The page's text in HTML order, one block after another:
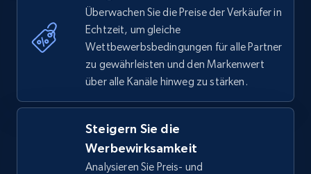
Überwachen Sie die Preise der Verkäufer in
Echtzeit, um gleiche
Wettbewerbsbedingungen für alle Partner
zu gewährleisten und den Markenwert
über alle Kanäle hinweg zu stärken.
Steigern Sie die
Werbewirksamkeit
Analysieren Sie Preis- und